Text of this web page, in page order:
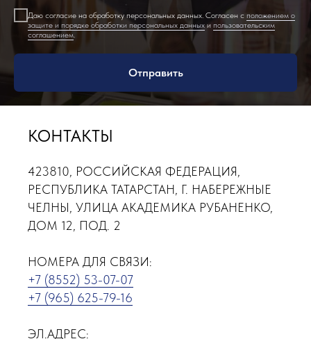
Даю согласие на обработку персональных данных. Согласен с положением о
защите и порядке обработки персональных данныхи пользовательским
соглашением
Отправить
КОНТАКТЫ
423810, РОССИЙСКАЯ ФЕДЕРАЦИЯ,
РЕСПУБЛИКА ТАТАРСТАН, Г. НАБЕРЕЖНЫЕ
ЧЕЛНЫ, УЛИЦА АКАДЕМИКА РУБАНЕНКО,
ДОМ 12, ПОД. 2
НОМЕРА ДЛЯ СВЯЗИ:
+7 (8552) 53-07-07
+7 (965) 625-79-16
ЭЛ.АДРЕС: